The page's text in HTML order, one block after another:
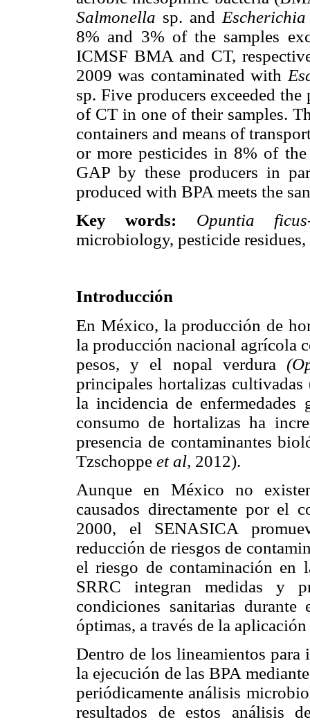
Salmonella sp. and
8% and 3% of the samples
ICMSF BMA and CT,
2009 was contaminated with
sp. Five producers exceeded
of CT in one of their samples.
containers and means of
or more pesticides in 8% of
GAP by these producers in
produced with BPA meets the
Key words:
Opuntia
microbiology, pesticide residues,
Introducción
En México, la producción de
la producción nacional agrícola
pesos, y el nopal verdura
principales hortalizas
la incidencia de enfermedades
consumo de hortalizas ha
presencia de contaminantes
Tzschoppe et al, 2012).
Aunque en México no
causados directamente por el
2000, el SENASICA
reducción de riesgos de
el riesgo de contaminación en
SRRC integran medidas y
condiciones sanitarias
óptimas, a través de la
Dentro de los lineamientos para
la ejecución de las BPA
periódicamente análisis
resultados de estos análisis